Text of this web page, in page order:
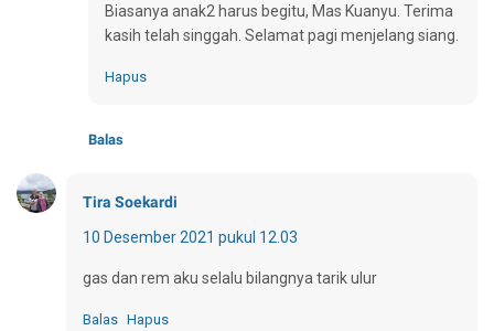
Biasanya anak2 harus begitu, Mas Kuanyu. Terima
kasih telah singgah. Selamat pagi menjelang siang.
Hapus
Balas
Tira Soekardi
10 Desember 2021 pukul 12.03
gas dan rem aku selalu bilangnya tarik ulur
Balas Hapus